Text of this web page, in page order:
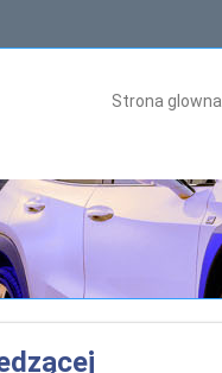
Strona glowna